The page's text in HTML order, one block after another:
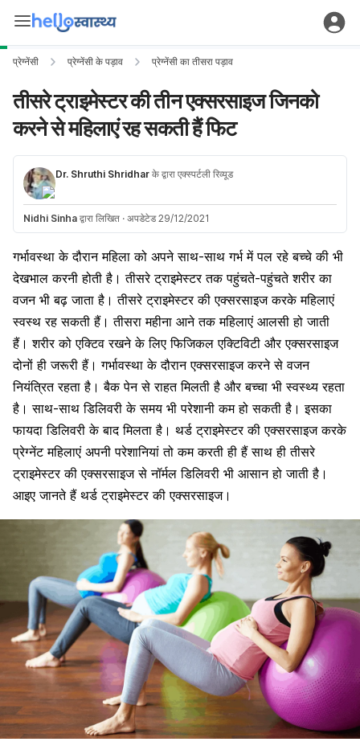
प्रेग्नेंसी प्रेग्नेंसी के पड़ाव प्रेग्नेंसी का तीसरा पड़ाव
तीसरे ट्राइमेस्टर की तीन एक्सरसाइज जिनको
करने से महिलाएं रह सकती हैं फिट
Dr. Shruthi Shridhar के द्वारा एक्स्पर्टली रिव्यूड
Nidhi Sinha द्वारा लिखित · अपडेटेड 29/12/2021
गर्भावस्था के दौरान महिला को अपने साथ-साथ गर्भ में पल रहे बच्चे की भी
देखभाल करनी होती है। तीसरे ट्राइमेस्टर तक पहुंचते-पहुंचते शरीर का
वजन भी बढ़ जाता है। तीसरे ट्राइमेस्टर की एक्सरसाइज करके महिलाएं
स्वस्थ रह सकती हैं। तीसरा महीना आने तक महिलाएं आलसी हो जाती
हैं। शरीर को एक्टिव रखने के लिए फिजिकल एक्टिविटी और एक्सरसाइज
दोनों ही जरूरी हैं। गर्भावस्था के दौरान एक्सरसाइज करने से वजन
नियंत्रित रहता है। बैक पेन से राहत मिलती है और बच्चा भी स्वस्थ्य रहता
है। साथ-साथ डिलिवरी के समय भी परेशानी कम हो सकती है। इसका
फायदा डिलिवरी के बाद मिलता है। थर्ड ट्राइमेस्टर की एक्सरसाइज करके
प्रेग्नेंट महिलाएं अपनी परेशानियां तो कम करती ही हैं साथ ही तीसरे
ट्राइमेस्टर की एक्सरसाइज से नॉर्मल डिलिवरी भी आसान हो जाती है।
आइए जानते हैं थर्ड ट्राइमेस्टर की एक्सरसाइज।